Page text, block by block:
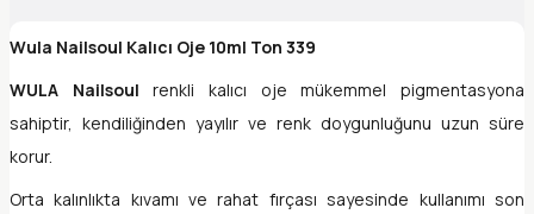
Wula Nailsoul Kalıcı Oje 10ml Ton 339
WULA Nailsoul renkli kalıcı oje mükemmel pigmentasyona
sahiptir, kendiliğinden yayılır ve renk doygunluğunu uzun süre
korur.
Orta kalınlıkta kıvamı ve rahat fırçası sayesinde kullanımı son